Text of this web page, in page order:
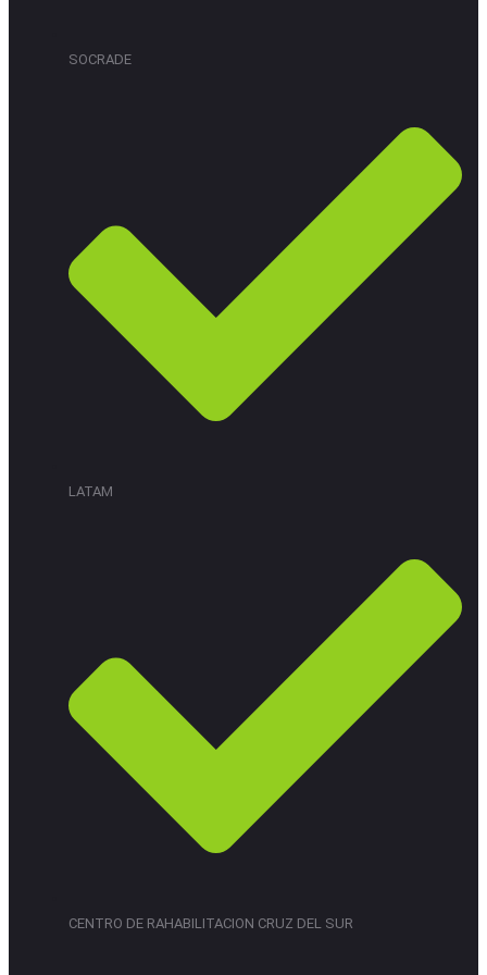
SOCRADE
LATAM
CENTRO DE RAHABILITACION CRUZ DEL SUR